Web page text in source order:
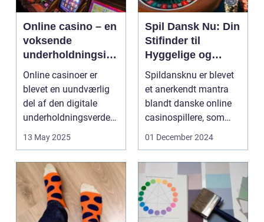
Online casino – en
voksende
underholdningsind
ustri
Online casinoer er
blevet en uundværlig
del af den digitale
underholdningsverden.
Med den stad...
13 May 2025
Spil Dansk Nu: Din
Stifinder til
Hyggelige og
Underholdende
Online Casinoer
Spildansknu er blevet
et anerkendt mantra
blandt danske online
casinospillere, som
søger unde...
01 December 2024